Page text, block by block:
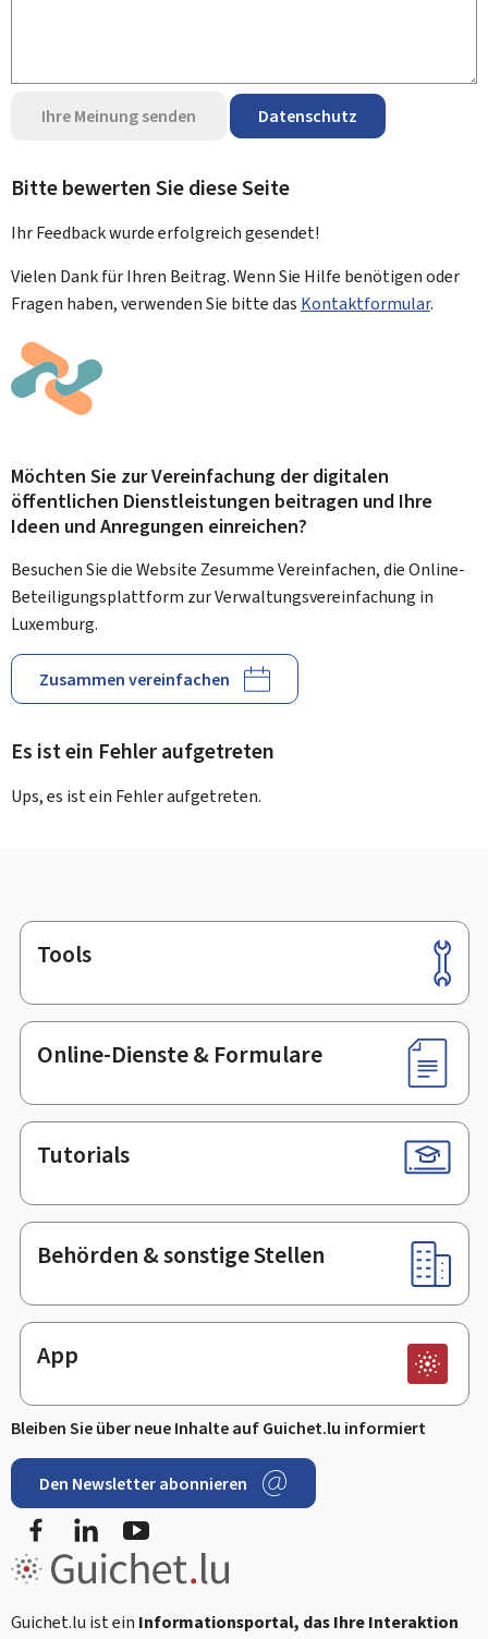
Ihre Meinung senden Datenschutz
Bitte bewerten Sie diese Seite
Ihr Feedback wurdeerfolgreichgesendet!
Vielen Dank für Ihren Beitrag. Wenn Sie Hilfe benötigen oder
Fragen haben, verwenden Sie bitte das Kontaktformular.
Möchten Sie zur Vereinfachung der digitalen
öffentlichen Dienstleistungen beitragen und Ihre
Ideen und Anregungen einreichen?
Besuchen Sie die Website Zesumme Vereinfachen, die Online-
Beteiligungsplattform zur Verwaltungsvereinfachung in
Luxemburg.
Zusammen vereinfachen
Es ist ein Fehler aufgetreten
Ups, es ist ein Fehler aufgetreten.
Footer
Tools
Online-Dienste & Formulare
Tutorials
Behörden & sonstige Stellen
App
Bleiben Sie über neue Inhalte auf Guichet.lu informiert
Den Newsletter abonnieren
FacebookLinkedIn
Guichet.lu ist ein Informationsportal, das Ihre Interaktion